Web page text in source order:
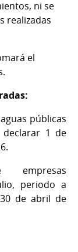
ni se
realizadas
el
públicas
1 de
empresas
periodo a
de abril de